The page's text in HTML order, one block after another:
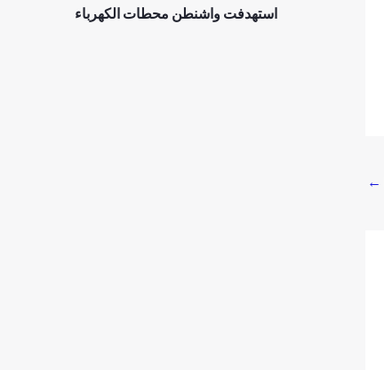
استهدفت واشنطن محطات الكهرباء
←